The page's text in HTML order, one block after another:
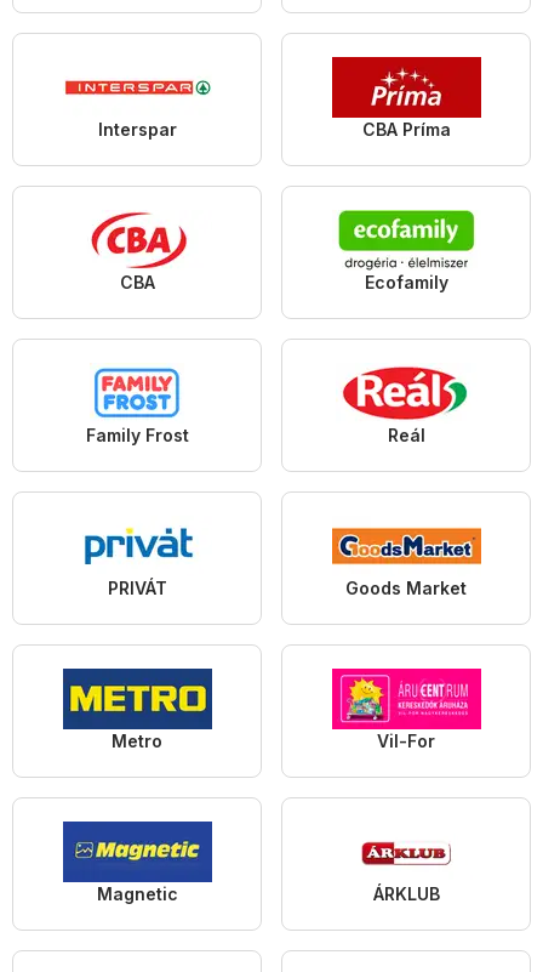
Interspar CBA Príma
CBA Ecofamily
Family Frost Reál
PRIVÁT Goods Market
Metro Vil-For
Magnetic ÁRKLUB